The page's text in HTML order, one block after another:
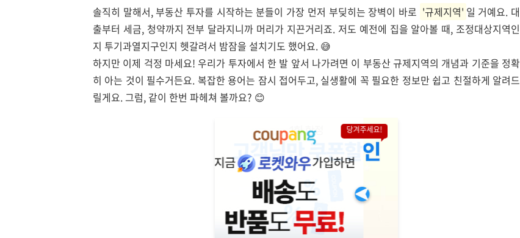
솔직히 말해서, 부동산 투자를 시작하는 분들이 가장 먼저 부딪히는 장벽이 바로 '규제지역' 일 거예요. 대
출부터 세금, 청약까지 전부 달라지니까 머리가 지끈거리죠. 저도 예전에 집을 알아볼 때, 조정대상지역인
지 투기과열지구인지 헷갈려서 밤잠을 설치기도 했어요. 😅
하지만 이제 걱정 마세요! 우리가 투자에서 한 발 앞서 나가려면 이 부동산 규제지역의 개념과 기준을 정확
히 아는 것이 필수거든요. 복잡한 용어는 잠시 접어두고, 실생활에 꼭 필요한 정보만 쉽고 친절하게 알려드
릴게요. 그럼, 같이 한번 파헤쳐 볼까요? 😊
당겨주세요!